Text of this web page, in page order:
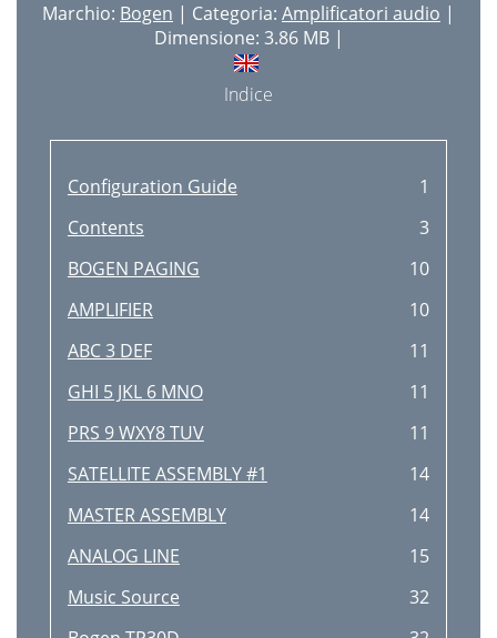
Marchio: Bogen | Categoria: Amplificatori audio |
Dimensione: 3.86 MB |
Indice
Configuration Guide
1
Contents
3
BOGEN PAGING
10
AMPLIFIER
10
ABC 3 DEF
11
GHI 5 JKL 6 MNO
11
PRS 9 WXY8 TUV
11
SATELLITE ASSEMBLY #1
14
MASTER ASSEMBLY
14
ANALOG LINE
15
Music Source
32